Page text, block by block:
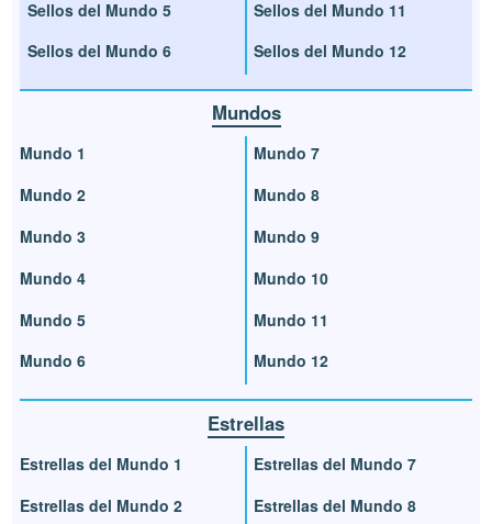
Sellos del Mundo 5
Sellos del Mundo 6
Sellos del Mundo 11
Sellos del Mundo 12
Mundos
Mundo 1
Mundo 2
Mundo 3
Mundo 4
Mundo 5
Mundo 6
Mundo 7
Mundo 8
Mundo 9
Mundo 10
Mundo 11
Mundo 12
Estrellas
Estrellas del Mundo 1
Estrellas del Mundo 2
Estrellas del Mundo 7
Estrellas del Mundo 8